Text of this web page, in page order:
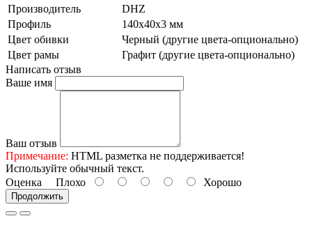
Производитель
DHZ
Профиль
140х40х3 мм
Цвет обивки
Черный (другие цвета-опционально)
Цвет рамы
Графит (другие цвета-опционально)
Написать отзыв
Ваше имя
Ваш отзыв
Примечание: HTML разметка не поддерживается!
Используйте обычный текст.
Оценка Плохо Хорошо
Продолжить